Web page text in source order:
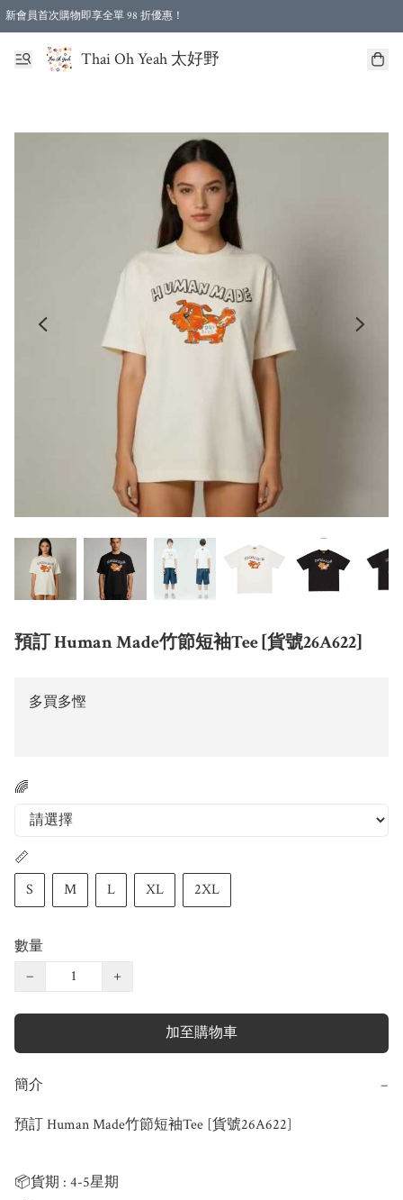
新會員首次購物即享全單 98 折優惠！
特選會員可享全單低至 96 折優惠！
Thai Oh Yeah 太好野
預訂 Human Made竹節短袖Tee [貨號26A622]
多買多慳
🌈
📏
S
M L XL 2XL
數量
−
+
加至購物車
簡介 −
預訂 Human Made竹節短袖Tee [貨號26A622]
📦貨期 : 4-5星期